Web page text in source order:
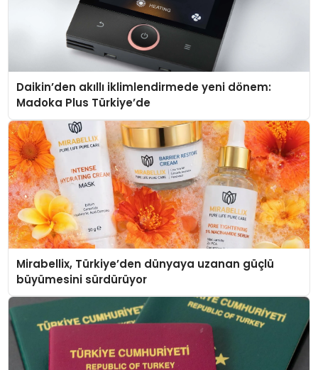
Daikin’den akıllı iklimlendirmede yeni dönem:
Madoka Plus Türkiye’de
Mirabellix, Türkiye’den dünyaya uzanan güçlü
büyümesini sürdürüyor